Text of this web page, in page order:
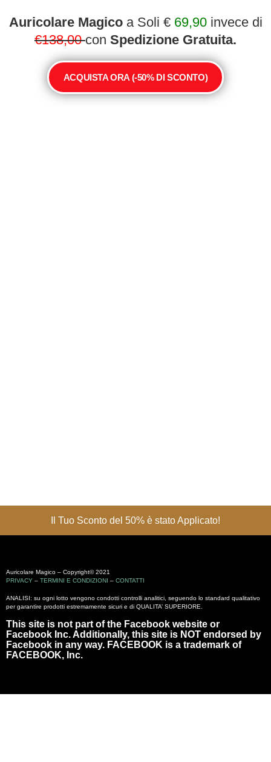
Auricolare Magicoa Soli €69,90invece di
€138,00 con Spedizione Gratuita.
ACQUISTA ORA (-50% DI SCONTO)
Il Tuo Sconto del 50% è stato Applicato!
Auricolare Magico – Copyright© 2021
PRIVACY – TERMINI E CONDIZIONI – CONTATTI
ANALISI: su ogni lotto vengono condotti controlli analitici, seguendo lo standard qualitativo
per garantire prodotti estremamente sicuri e di QUALITA’ SUPERIORE.
This site is not part of the Facebook website or
Facebook Inc. Additionally, this site is NOT endorsed by
Facebook in any way. FACEBOOK is a trademark of
FACEBOOK, Inc.